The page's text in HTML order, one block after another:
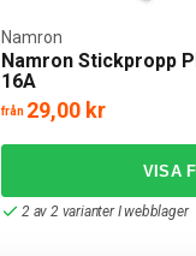
Namron Stickpropp
16A
Namron
från 29,00 kr
2 av 2 varianter I webblager